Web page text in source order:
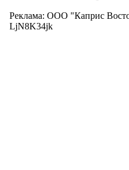
Реклама: ООО "Каприс
LjN8K34jk